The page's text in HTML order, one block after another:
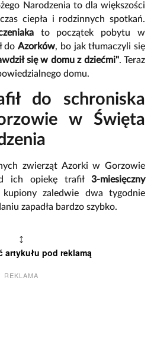
Narodzenia to dla większości
ciepła i rodzinnych spotkań.
to początek pobytu w
do Azorków, bo jak tłumaczyli się
się w domu z dziećmi". Teraz
domu.
do schroniska
w Święta
zwierząt Azorki w Gorzowie
ich opiekę trafił 3-miesięczny
zaledwie dwa tygodnie
zapadła bardzo szybko.
↕
artykułu pod reklamą
REKLAMA